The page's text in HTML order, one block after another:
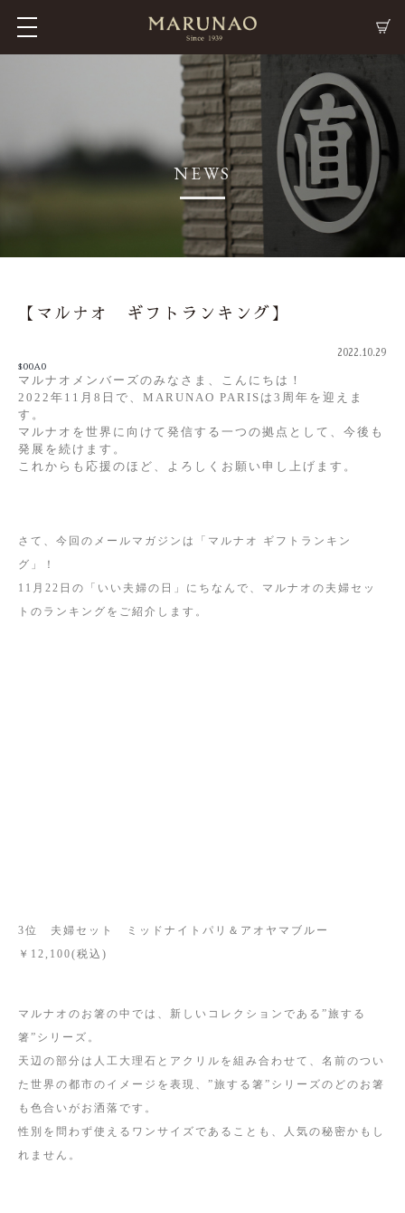
NEWS
【マルナオ ギフトランキング】
2022.10.29
$00A0
マルナオメンバーズのみなさま、こんにちは！
2022年11月8日で、MARUNAO PARISは3周年を迎えま
す。
マルナオを世界に向けて発信する一つの拠点として、今後も
発展を続けます。
これからも応援のほど、よろしくお願い申し上げます。
さて、今回のメールマガジンは「マルナオ ギフトランキン
グ」！
11月22日の「いい夫婦の日」にちなんで、マルナオの夫婦セッ
トのランキングをご紹介します。
3位 夫婦セット ミッドナイトパリ＆アオヤマブルー
￥12,100(税込)
マルナオのお箸の中では、新しいコレクションである”旅する
箸”シリーズ。
天辺の部分は人工大理石とアクリルを組み合わせて、名前のつい
た世界の都市のイメージを表現、”旅する箸”シリーズのどのお箸
も色合いがお洒落です。
性別を問わず使えるワンサイズであることも、人気の秘密かもし
れません。